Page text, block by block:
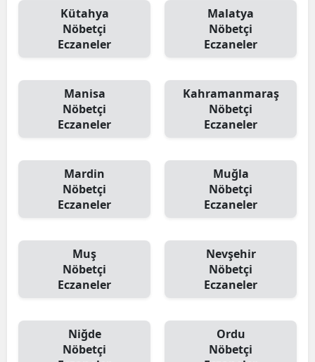
Kütahya
Nöbetçi
Eczaneler
Malatya
Nöbetçi
Eczaneler
Manisa
Nöbetçi
Eczaneler
Kahramanmaraş
Nöbetçi
Eczaneler
Mardin
Nöbetçi
Eczaneler
Muğla
Nöbetçi
Eczaneler
Muş
Nöbetçi
Eczaneler
Nevşehir
Nöbetçi
Eczaneler
Niğde
Nöbetçi
Ordu
Nöbetçi